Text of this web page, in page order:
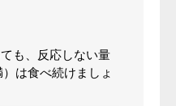
も、反応しない量
は食べ続けましょ